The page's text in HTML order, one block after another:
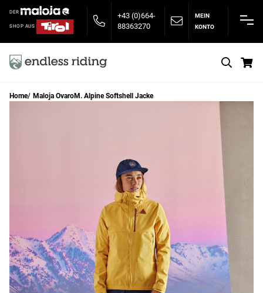
DER
SHOP AUS
+43 (0)664-
88363270
MEIN
KONTO
Home Maloja OvaroM. Alpine Softshell Jacke